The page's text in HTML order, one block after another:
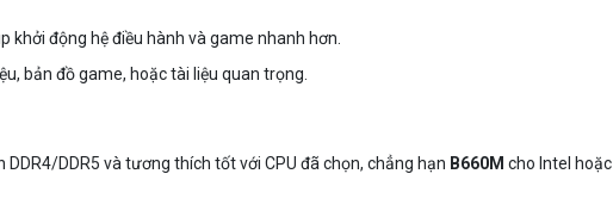
khởi động hệ điều hành và game nhanh hơn.
bản đồ game, hoặc tài liệu quan trọng.
DDR5 và tương thích tốt với CPU đã chọn, chẳng hạn B660M cho Intel hoặc